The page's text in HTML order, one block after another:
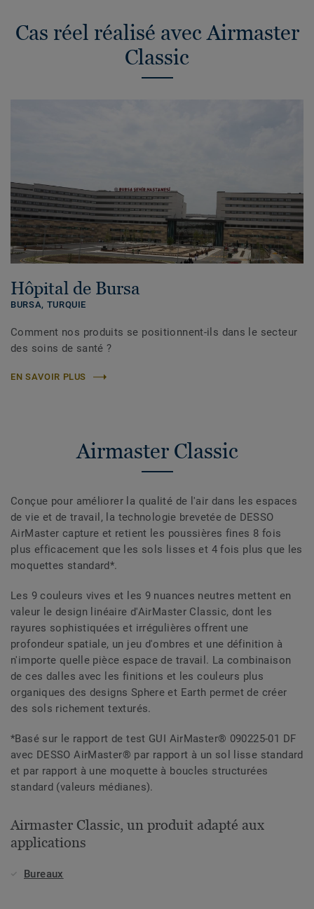
Cas réel réalisé avec Airmaster
Classic
Hôpital de Bursa
BURSA, TURQUIE
Comment nos produits se positionnent-ils dans le secteur
des soins de santé ?
EN SAVOIR PLUS
Airmaster Classic
Conçue pour améliorer la qualité de l'air dans les espaces
de vie et de travail, la technologie brevetée de DESSO
AirMaster capture et retient les poussières fines 8 fois
plus efficacement que les sols lisses et 4 fois plus que les
moquettes standard*.
Les 9 couleurs vives et les 9 nuances neutres mettent en
valeur le design linéaire d'AirMaster Classic, dont les
rayures sophistiquées et irrégulières offrent une
profondeur spatiale, un jeu d'ombres et une définition à
n'importe quelle pièce espace de travail. La combinaison
de ces dalles avec les finitions et les couleurs plus
organiques des designs Sphere et Earth permet de créer
des sols richement texturés.
*Basé sur le rapport de test GUI AirMaster® 090225-01 DF
avec DESSO AirMaster® par rapport à un sol lisse standard
et par rapport à une moquette à boucles structurées
standard (valeurs médianes).
Airmaster Classic, un produit adapté aux
applications
Bureaux